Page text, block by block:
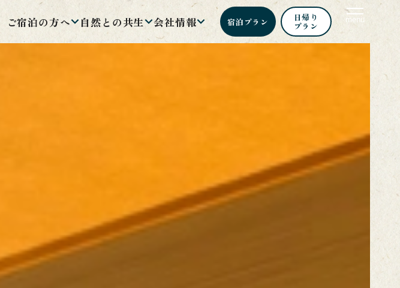
ご宿泊の方へ 自然との共生 会社情報 宿泊 プラン 日帰り
プラン
menu